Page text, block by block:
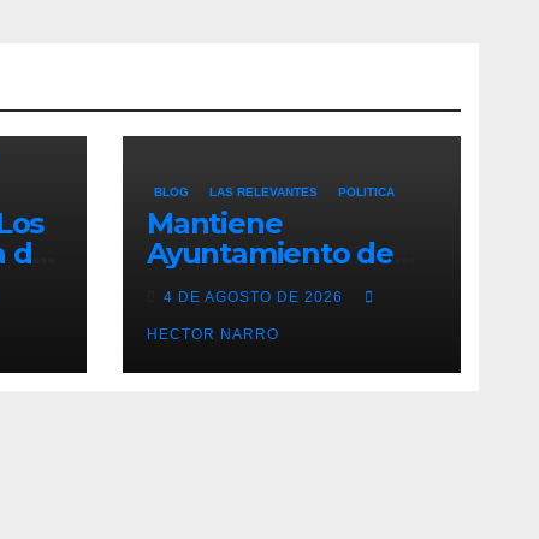
BLOG LAS RELEVANTES POLITICA
Mantiene
Ayuntamiento de
Los Cabos 53 obras
en proceso para
mejorar calles y
espacios públicos
4 DE AGOSTO DE 2026
HECTOR NARRO